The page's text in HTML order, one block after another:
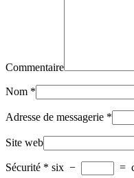
Commentaire
Nom *
Adresse de messagerie *
Site web
Sécurité * six − =